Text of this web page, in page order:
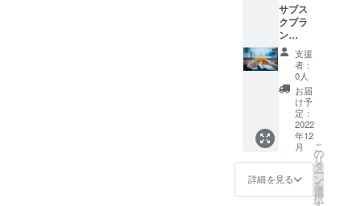
サブス
クプラ
ン
15,000
円/1ヶ
月分 ※
お客様
専用グ
ラスを
ご用意
(今後来
店時に
はこち
らのグ
ラスを
使用い
支援
者：
0人
お届
け予
定：
2022
年12
月
詳細を見る
こ
の
リ
タ
ー
ン
を
選
択